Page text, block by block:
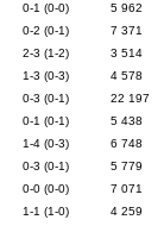
0-1 (0-0)
5 962
0-2 (0-1)
7 371
2-3 (1-2)
3 514
1-3 (0-3)
4 578
0-3 (0-1)
22 197
0-1 (0-1)
5 438
1-4 (0-3)
6 748
0-3 (0-1)
5 779
0-0 (0-0)
7 071
1-1 (1-0)
4 259